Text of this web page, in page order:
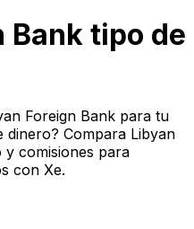
Bank tipo de
Foreign Bank para tu
Compara Libyan
y comisiones para
con Xe.